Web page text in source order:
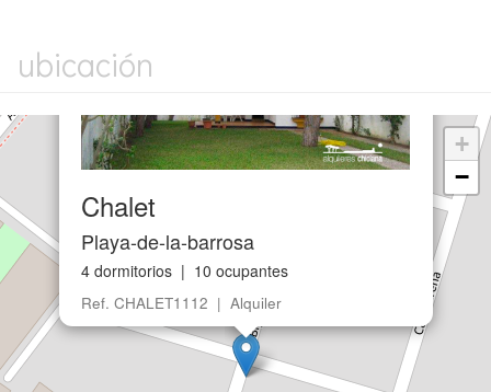
ubicación
Chalet
Playa-de-la-barrosa
4 dormitorios | 10 ocupantes
Ref. CHALET1112 | Alquiler
+
−